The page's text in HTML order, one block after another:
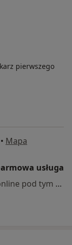
pierwszego
• Mapa
usługa
Specjalista nie oferuje umawiania online pod tym adresem.